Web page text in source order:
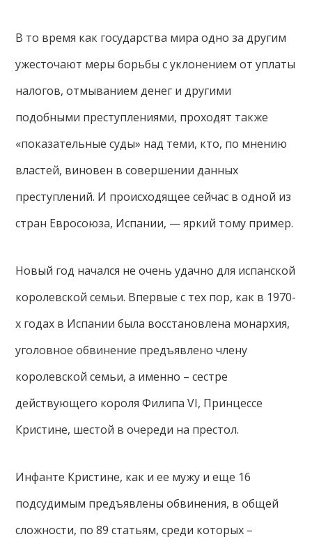
В то время как государства мира одно за другим
ужесточают меры борьбы с уклонением от уплаты
налогов, отмыванием денег и другими
подобными преступлениями, проходят также
«показательные суды» над теми, кто, по мнению
властей, виновен в совершении данных
преступлений. И происходящее сейчас в одной из
стран Евросоюза, Испании, — яркий тому пример.
Новый год начался не очень удачно для испанской
королевской семьи. Впервые с тех пор, как в 1970-
х годах в Испании была восстановлена монархия,
уголовное обвинение предъявлено члену
королевской семьи, а именно – сестре
действующего короля Филипа VI, Принцессе
Кристине, шестой в очереди на престол.
Инфанте Кристине, как и ее мужу и еще 16
подсудимым предъявлены обвинения, в общей
сложности, по 89 статьям, среди которых –